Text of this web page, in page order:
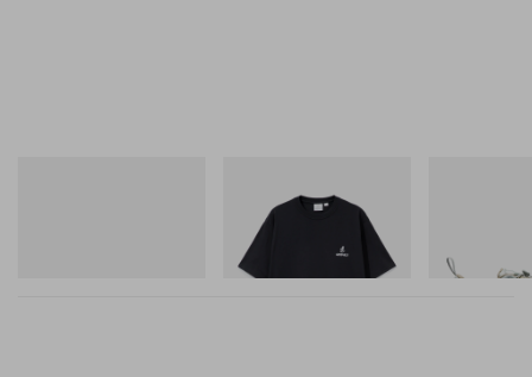
One Point Logo Tee
쇼핑하기
쇼핑하기